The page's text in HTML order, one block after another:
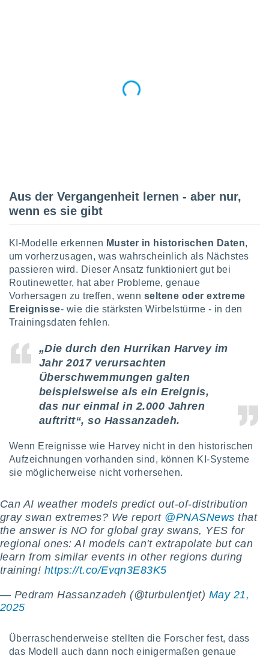
auf
zur
von
von
von
der
zur
Inhalten.
und
durch
Aus der Vergangenheit lernen - aber nur,
wenn es sie gibt
KI-Modelle erkennen Muster in historischen Daten,
um vorherzusagen, was wahrscheinlich als Nächstes
passieren wird. Dieser Ansatz funktioniert gut bei
Routinewetter, hat aber Probleme, genaue
Vorhersagen zu treffen, wenn seltene oder extreme
Ereignisse- wie die stärksten Wirbelstürme - in den
Trainingsdaten fehlen.
„Die durch den Hurrikan Harvey im
Jahr 2017 verursachten
Überschwemmungen galten
beispielsweise als ein Ereignis,
das nur einmal in 2.000 Jahren
auftritt“, so Hassanzadeh.
Wenn Ereignisse wie Harvey nicht in den historischen
Aufzeichnungen vorhanden sind, können KI-Systeme
sie möglicherweise nicht vorhersehen.
Can AI weather models predict out-of-distribution
gray swan extremes? We report @PNASNews that
the answer is NO for global gray swans, YES for
regional ones: AI models can't extrapolate but can
learn from similar events in other regions during
training! https://t.co/Evqn3E83K5
— Pedram Hassanzadeh (@turbulentjet) May 21,
2025
Überraschenderweise stellten die Forscher fest, dass
das Modell auch dann noch einigermaßen genaue